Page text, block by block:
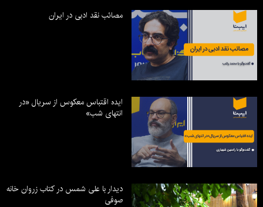
مصائب نقد ادبی در ایران
ایده اقتباس معکوس از سریال «در
انتهای شب»
دیدار با علی شمس در کتاب زروان خانه
صوفی